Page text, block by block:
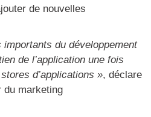
de nouvelles
importants du développement
de l’application une fois
d’applications », déclare
du marketing